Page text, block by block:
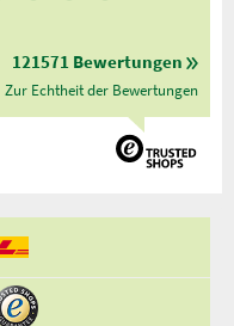
121571 Bewertungen
Zur Echtheit der Bewertungen